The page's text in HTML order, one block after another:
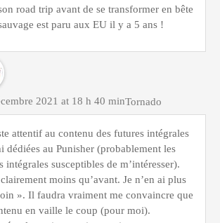
road trip avant de se transformer en bête
est paru aux EU il y a 5 ans !
Tornado
2021 at 18 h 40 min
attentif au contenu des futures intégrales
dédiées au Punisher (probablement les
intégrales susceptibles de m’intéresser).
moins qu’avant. Je n’en ai plus
». Il faudra vraiment me convaincre que
en vaille le coup (pour moi).